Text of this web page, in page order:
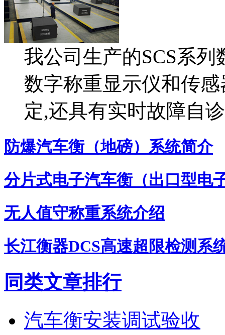
我公司生产的SCS系
数字称重显示仪和传
定,还具有实时故障自
防爆汽车衡（地磅）系统简介
分片式电子汽车衡（出口型电
无人值守称重系统介绍
长江衡器DCS高速超限检测系
同类文章排行
汽车衡安装调试验收